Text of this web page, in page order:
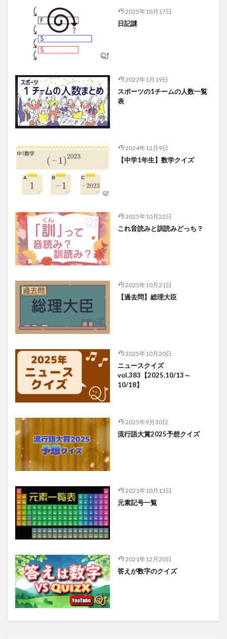
2025年10月17日
日記謎
2022年1月19日
スポーツの1チームの人数一覧
表
2024年12月9日
【中学1年生】数学クイズ
2025年10月22日
これ音読みと訓読みどっち？
2025年10月21日
【過去問】総理大臣
2025年10月20日
ニュースクイズ
vol.383【2025.10/13～
10/18】
2025年9月30日
流行語大賞2025予想クイズ
2021年10月13日
元素記号一覧
2021年12月20日
答えが数字のクイズ